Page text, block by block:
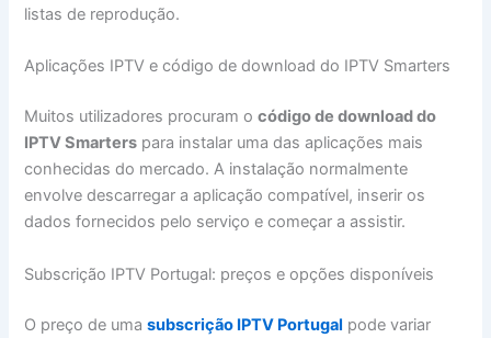
listas de reprodução.
Aplicações IPTV e código de download do IPTV Smarters
Muitos utilizadores procuram ocódigo de download do
IPTV Smarters para instalar uma das aplicações mais
conhecidas do mercado. A instalação normalmente
envolve descarregar a aplicação compatível, inserir os
dados fornecidos pelo serviço e começar a assistir.
Subscrição IPTV Portugal: preços e opções disponíveis
O preço de umasubscrição IPTV Portugal pode variar